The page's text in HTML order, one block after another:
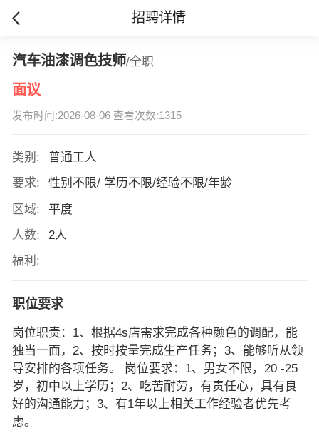
招聘详情
汽车油漆调色技师/全职
面议
发布时间:2026-08-06 查看次数:1315
类别:
普通工人
要求:
性别不限/ 学历不限/经验不限/年龄
区域:
平度
人数:
2人
福利:
职位要求
岗位职责：1、根据4s店需求完成各种颜色的调配，能
独当一面，2、按时按量完成生产任务；3、能够听从领
导安排的各项任务。 岗位要求：1、男女不限，20 -25
岁，初中以上学历；2、吃苦耐劳，有责任心，具有良
好的沟通能力；3、有1年以上相关工作经验者优先考
虑。